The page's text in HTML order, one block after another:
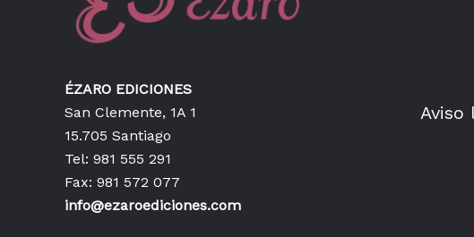
ÉZARO EDICIONES
San Clemente, 1A 1
15.705 Santiago
Tel: 981 555 291
Fax: 981 572 077
info@ezaroediciones.com
Aviso